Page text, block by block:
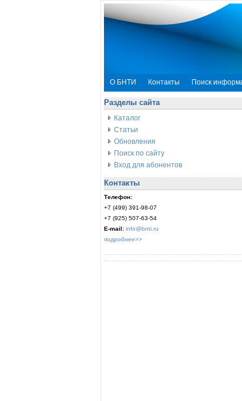
О БНТИ Контакты Поиск
Разделы сайта
Каталог
Статьи
Обновления
Поиск по сайту
Вход для абонентов
Контакты
Телефон:
+7 (499) 391-98-07
+7 (925) 507-63-54
E-mail: info@bnti.ru
подробнее>>